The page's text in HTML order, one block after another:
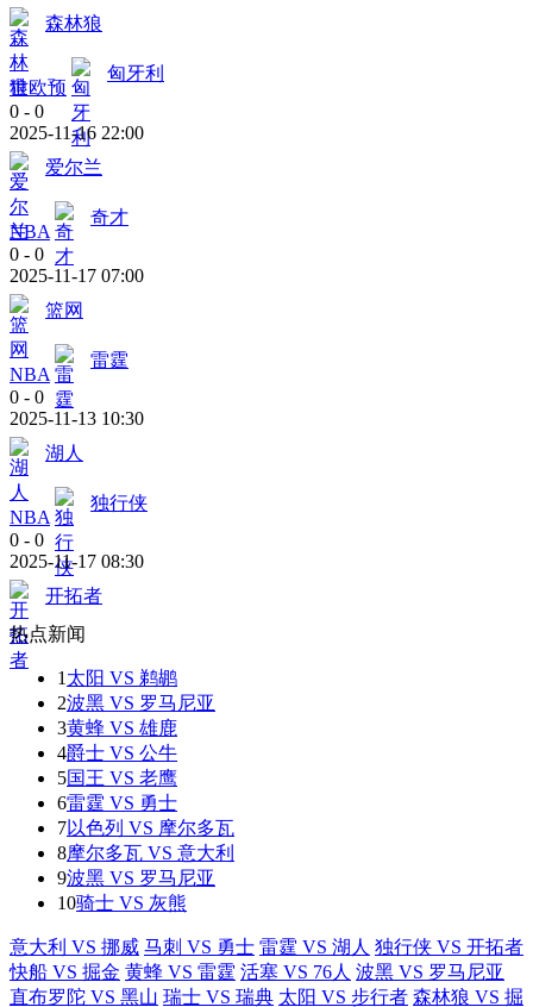
森林狼
世欧预
匈牙利
0 - 0
2025-11-16 22:00
爱尔兰
NBA
奇才
0 - 0
2025-11-17 07:00
篮网
NBA
雷霆
0 - 0
2025-11-13 10:30
湖人
NBA
独行侠
0 - 0
2025-11-17 08:30
开拓者
热点新闻
1 太阳 VS 鹈鹕
2波黑 VS 罗马尼亚
3黄蜂 VS 雄鹿
4爵士 VS 公牛
5国王 VS 老鹰
6雷霆 VS 勇士
7以色列 VS 摩尔多瓦
8摩尔多瓦 VS 意大利
9波黑 VS 罗马尼亚
10骑士 VS 灰熊
意大利 VS 挪威 马刺 VS 勇士 雷霆 VS 湖人 独行侠 VS 开拓者
快船 VS 掘金 黄蜂 VS 雷霆 活塞 VS 76人 波黑 VS 罗马尼亚
直布罗陀 VS 黑山 瑞士 VS 瑞典 太阳 VS 步行者 森林狼 VS 掘